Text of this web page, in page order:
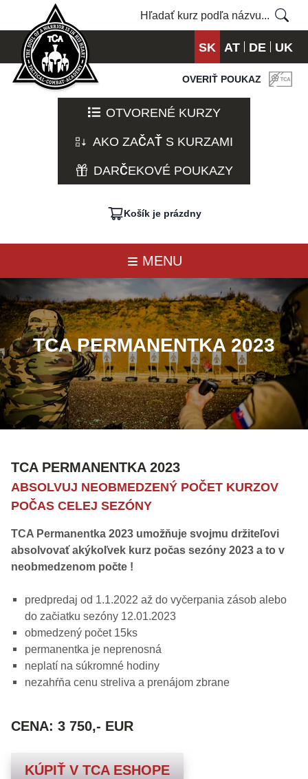
SK AT DE UK
OVERIŤ POUKAZ
OTVORENÉ KURZY
AKO ZAČAŤ S KURZAMI
DARČEKOVÉ POUKAZY
Košík je prázdny
MENU
TCA PERMANENTKA 2023
TCA PERMANENTKA 2023
ABSOLVUJ NEOBMEDZENÝ POČET KURZOV
POČAS CELEJ SEZÓNY
TCA Permanentka 2023 umožňuje svojmu držiteľovi
absolvovať akýkoľvek kurz počas sezóny 2023 a to v
neobmedzenom počte !
predpredaj od 1.1.2022 až do vyčerpania zásob alebo
do začiatku sezóny 12.01.2023
obmedzený počet 15ks
permanentka je neprenosná
neplatí na súkromné hodiny
nezahŕňa cenu streliva a prenájom zbrane
CENA: 3 750,- EUR
KÚPIŤ V TCA ESHOPE